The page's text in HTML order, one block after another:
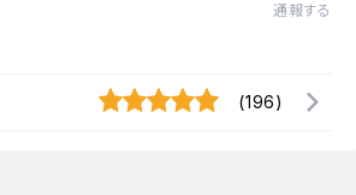
通報する
(196)